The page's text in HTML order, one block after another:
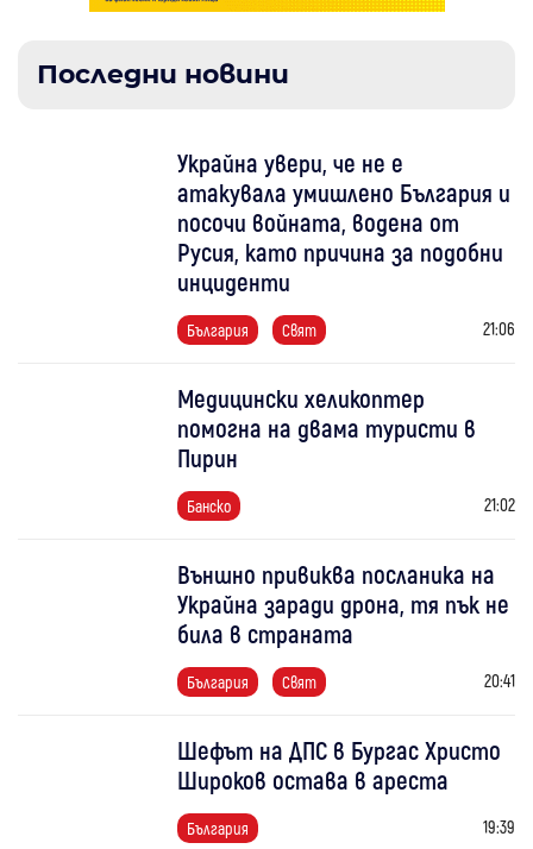
Последни новини
Украйна увери, че не е
атакувала умишлено България и
посочи войната, водена от
Русия, като причина за подобни
инциденти
България Свят 21:06
Медицински хеликоптер
помогна на двама туристи в
Пирин
Банско 21:02
Външно привиква посланика на
Украйна заради дрона, тя пък не
била в страната
България Свят 20:41
Шефът на ДПС в Бургас Христо
Широков остава в ареста
България 19:39